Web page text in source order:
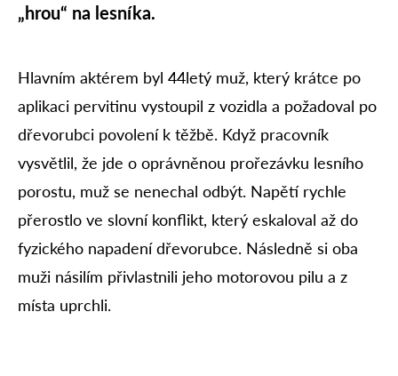
„hrou“ na lesníka.
Hlavním aktérem byl 44letý muž, který krátce po
aplikaci pervitinu vystoupil z vozidla a požadoval po
dřevorubci povolení k těžbě. Když pracovník
vysvětlil, že jde o oprávněnou prořezávku lesního
porostu, muž se nenechal odbýt. Napětí rychle
přerostlo ve slovní konflikt, který eskaloval až do
fyzického napadení dřevorubce. Následně si oba
muži násilím přivlastnili jeho motorovou pilu a z
místa uprchli.